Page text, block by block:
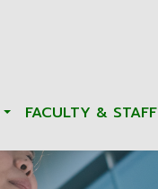
FACULTY & STAFF